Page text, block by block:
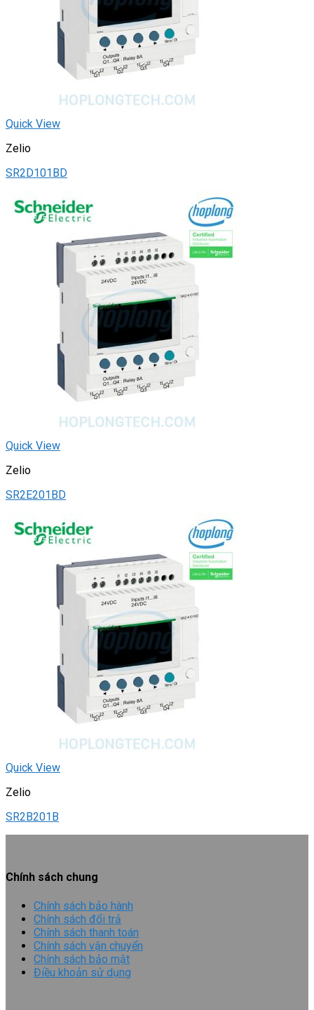
Quick View
Zelio
SR2D101BD
Quick View
Zelio
SR2E201BD
Quick View
Zelio
SR2B201B
Chính sách chung
Chính sách bảo hành
Chính sách đổi trả
Chính sách thanh toán
Chính sách vận chuyển
Chính sách bảo mật
Điều khoản sử dụng